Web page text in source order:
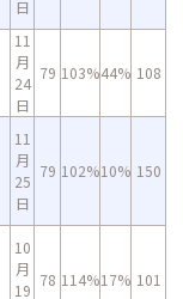
日
11
月
24
日
79 103%44% 108
11
月
25
日
79 102%10% 150
10
月
19
78 114%17% 101